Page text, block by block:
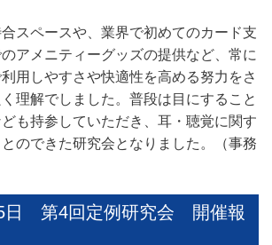
スペースや、業界で初めてのカード支
アメニティーグッズの提供など、常に
用しやすさや快適性を高める努力をさ
理解でしました。普段は目にすること
も持参していただき、耳・聴覚に関す
のできた研究会となりました。（事務
日 第4回定例研究会 開催報